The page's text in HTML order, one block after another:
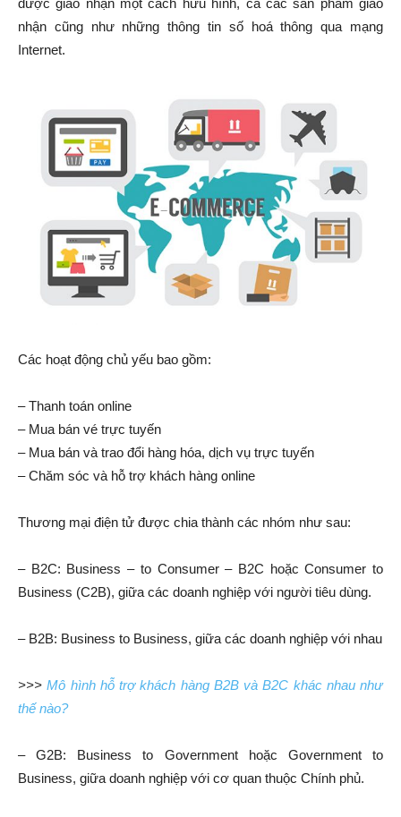
được giao nhận một cách hữu hình, cả các sản phẩm giao
nhận cũng như những thông tin số hoá thông qua mạng
Internet.
Các hoạt động chủ yếu bao gồm:
– Thanh toán online
– Mua bán vé trực tuyến
– Mua bán và trao đổi hàng hóa, dịch vụ trực tuyến
– Chăm sóc và hỗ trợ khách hàng online
Thương mại điện tử được chia thành các nhóm như sau:
– B2C: Business – to Consumer – B2C hoặc Consumer to
Business (C2B), giữa các doanh nghiệp với người tiêu dùng.
– B2B: Business to Business, giữa các doanh nghiệp với nhau
>>>Mô hình hỗ trợ khách hàng B2B và B2C khác nhau như
thế nào?
– G2B: Business to Government hoặc Government to
Business, giữa doanh nghiệp với cơ quan thuộc Chính phủ.